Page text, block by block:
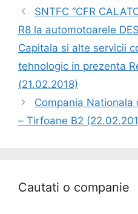
SNTFC “CFR
R8 la automotoarele
Capitala si alte servicii
tehnologic in prezenta
(21.02.2018)
Compania Nationala
– Tirfoane B2
Cautati o companie